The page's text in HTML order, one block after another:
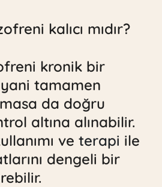
kalıcı mıdır?
kronik bir
yani tamamen
da doğru
altına alınabilir.
ve terapi ile
dengeli bir